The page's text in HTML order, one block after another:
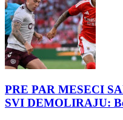
PRE PAR MESECI
SVI DEMOLIRAJU: